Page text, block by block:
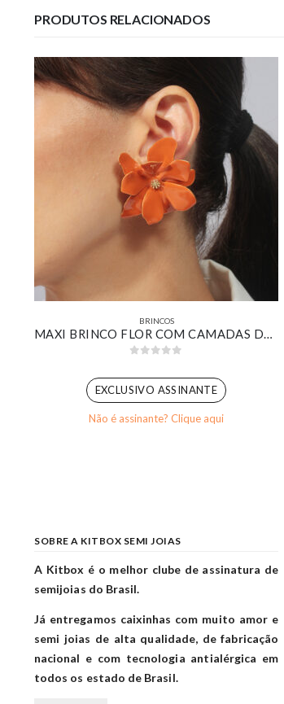
PRODUTOS RELACIONADOS
BRINCOS
MAXI BRINCO FLOR COM CAMADAS DE PÉTALAS RESINADA NA COR TERRACOTA BANHADO EM OURO 18K
EXCLUSIVO ASSINANTE
Não é assinante? Clique aqui
SOBRE A KITBOX SEMI JOIAS
A Kitbox é o melhor clube de assinatura de
semijoias do Brasil.
Já entregamos caixinhas com muito amor e
semi joias de alta qualidade, de fabricação
nacional e com tecnologia antialérgica em
todos os estado de Brasil.